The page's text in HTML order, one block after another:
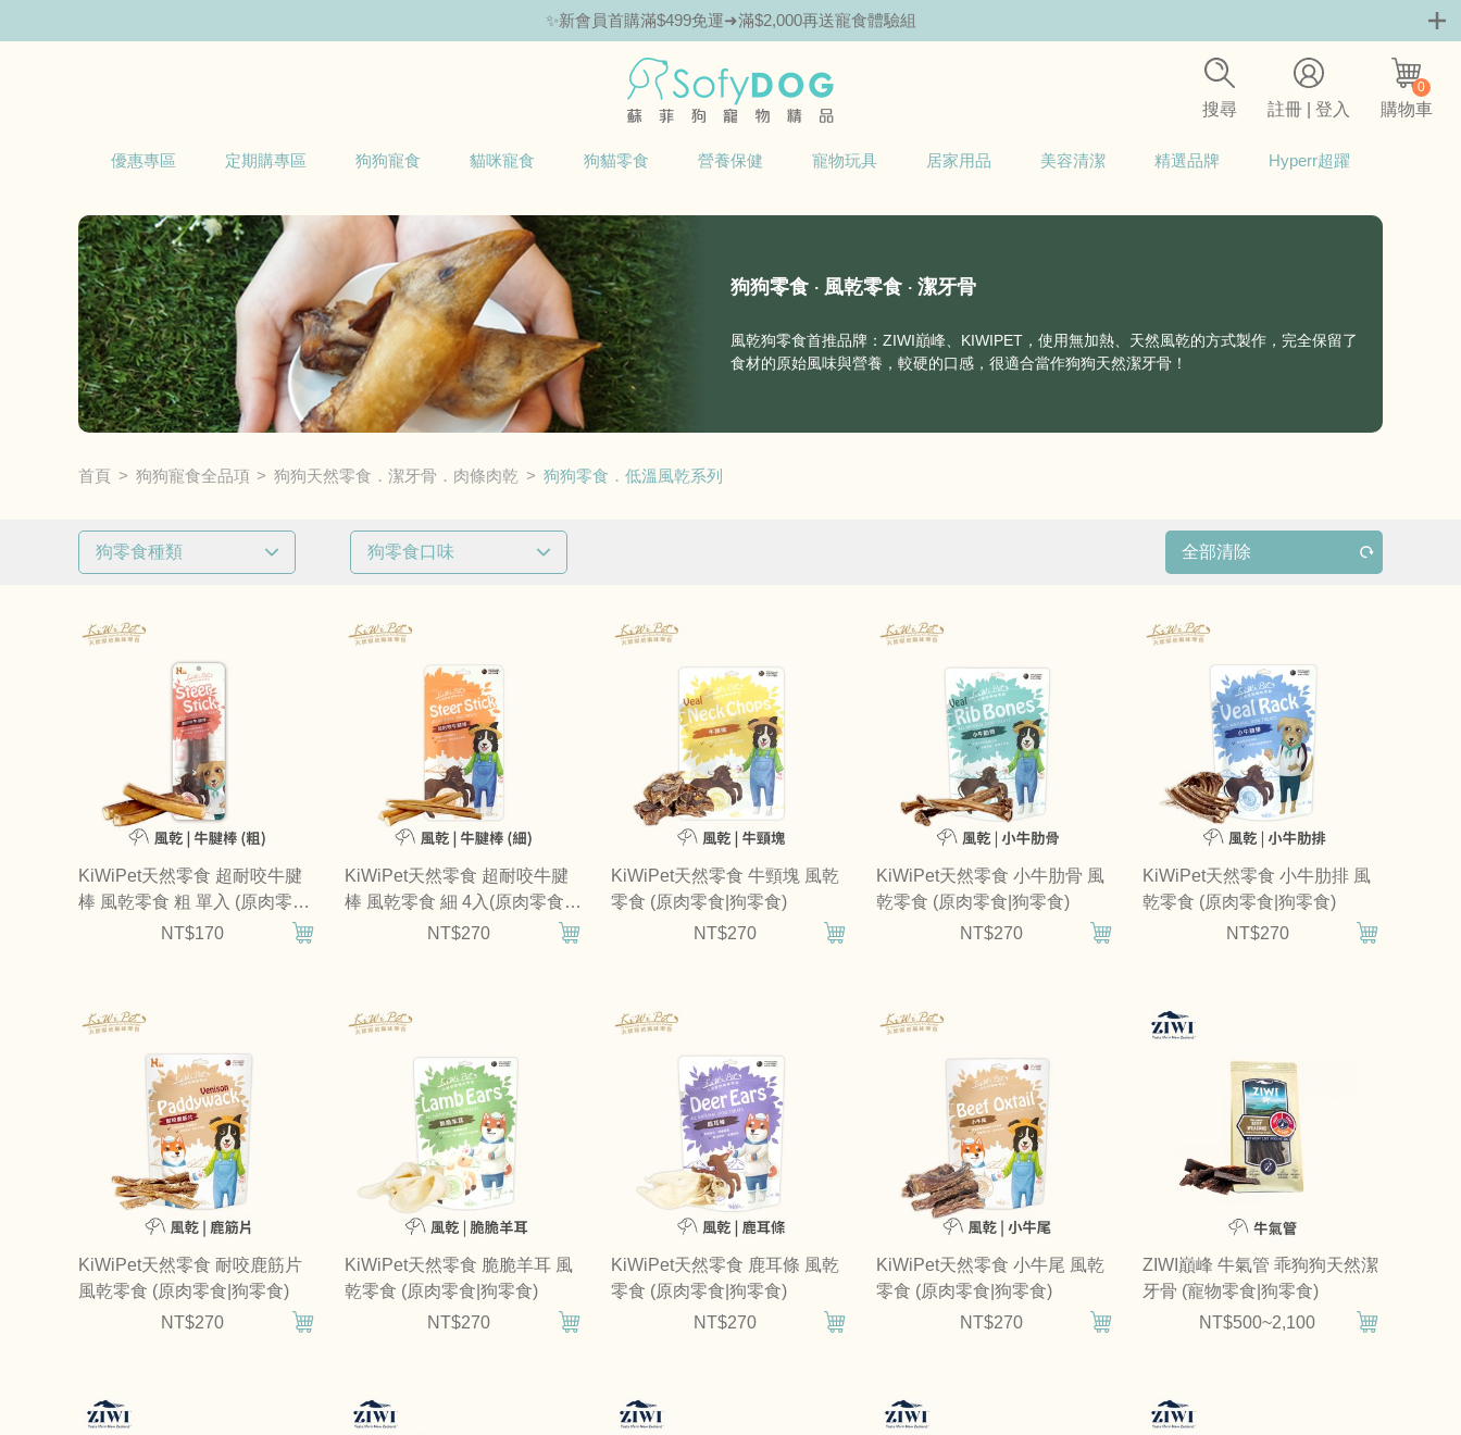
✨新會員首購滿$499免運➜滿$2,000再送寵食體驗組
搜尋 註冊 | 登入
0
購物車
優惠專區 定期購專區 狗狗寵食 貓咪寵食 狗貓零食 營養保健 寵物玩具 居家用品 美容清潔 精選品牌 Hyperr超躍
狗狗零食 ‧ 風乾零食 ‧ 潔牙骨
風乾狗零食首推品牌：ZIWI巔峰、KIWIPET，使用無加熱、天然風乾的方式製作，完全保留了
食材的原始風味與營養，較硬的口感，很適合當作狗狗天然潔牙骨！
首頁 狗狗寵食全品項 狗狗天然零食．潔牙骨．肉條肉乾 狗狗零食．低溫風乾系列
狗零食種類
風乾零食
潔牙骨
肉乾 / 肉條 / 肉餅
狗零食口味
牛肉
羊肉
鹿肉
魚類
奶製品 / 蔬果
全部清除
KiWiPet天然零食 超耐咬牛腱
棒 風乾零食 粗 單入 (原肉零食|
NT$170
KiWiPet天然零食 超耐咬牛腱
棒 風乾零食 細 4入(原肉零食|
NT$270
KiWiPet天然零食 牛頸塊 風乾
零食 (原肉零食|狗零食)
NT$270
KiWiPet天然零食 小牛肋骨 風
乾零食 (原肉零食|狗零食)
NT$270
KiWiPet天然零食 小牛肋排 風
乾零食 (原肉零食|狗零食)
NT$270
KiWiPet天然零食 耐咬鹿筋片
風乾零食 (原肉零食|狗零食)
NT$270
KiWiPet天然零食 脆脆羊耳 風
乾零食 (原肉零食|狗零食)
NT$270
KiWiPet天然零食 鹿耳條 風乾
零食 (原肉零食|狗零食)
NT$270
KiWiPet天然零食 小牛尾 風乾
零食 (原肉零食|狗零食)
NT$270
ZIWI巔峰 牛氣管 乖狗狗天然潔
牙骨 (寵物零食|狗零食)
NT$500~2,100